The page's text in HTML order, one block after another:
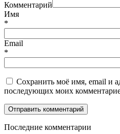
Комментарий
Имя
*
Email
*
Сохранить моё имя, email и
последующих моих
Последние комментарии